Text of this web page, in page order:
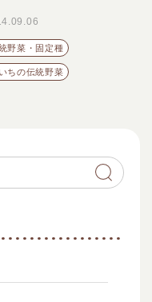
野菜・固定種
ちの伝統野菜